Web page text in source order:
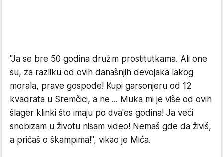
"Ja se bre 50 godina družim prostitutkama. Ali one
su, za razliku od ovih današnjih devojaka lakog
morala, prave gospođe! Kupi garsonjeru od 12
kvadrata u Sremčici, a ne ... Muka mi je više od ovih
šlager klinki što imaju po dva'es godina! Ja veći
snobizam u životu nisam video! Nemaš gde da živiš,
a pričaš o škampima!", vikao je Mića.